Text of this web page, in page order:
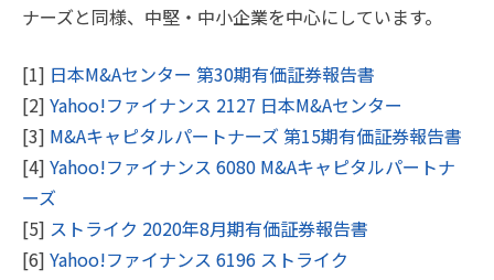
ナーズと同様、中堅・中小企業を中心にしています。
[1] 日本M&Aセンター 第30期有価証券報告書
[2] Yahoo!ファイナンス 2127 日本M&Aセンター
[3] M&Aキャピタルパートナーズ 第15期有価証券報告書
[4] Yahoo!ファイナンス 6080 M&Aキャピタルパートナ
ーズ
[5] ストライク 2020年8月期有価証券報告書
[6] Yahoo!ファイナンス 6196 ストライク